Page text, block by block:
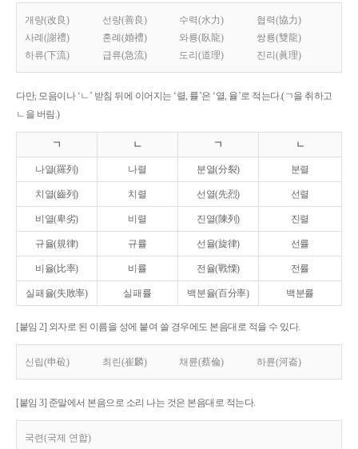
개량(改良) 선량(善良) 수력(水力)
협력(協力)
사례(謝禮)
혼례(婚禮) 와룡(臥龍)
쌍룡(雙龍)
하류(下流)
급류(急流) 도리(道理) 진리(眞理)
다만, 모음이나 ‘ㄴ’ 받침 뒤에 이어지는 ‘렬, 률’은 ‘열, 율’로 적는다.(ㄱ을 취하고
ㄴ을 버림.)
ㄱ ㄴ ㄱ ㄴ
나열(羅列) 나렬 분열(分裂) 분렬
치열(齒列) 치렬 선열(先烈) 선렬
비열(卑劣) 비렬 진열(陳列) 진렬
규율(規律) 규률 선율(旋律) 선률
비율(比率) 비률 전율(戰慄) 전률
실패율(失敗率) 실패률 백분율(百分率) 백분률
[붙임 2] 외자로 된 이름을 성에 붙여 쓸 경우에도 본음대로 적을 수 있다.
신립(申砬) 최린(崔麟) 채륜(蔡倫) 하륜(河崙)
[붙임 3] 준말에서 본음으로 소리 나는 것은 본음대로 적는다.
국련(국제 연합)